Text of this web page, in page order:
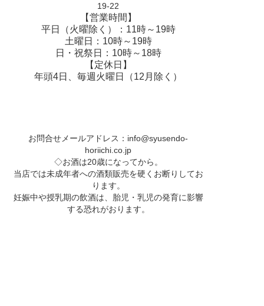
19-22
【営業時間】
平日（火曜除く）：11時～19時
土曜日：10時～19時
日・祝祭日：10時～18時
【定休日】
年頭4日、毎週火曜日（12月除く）
お問合せメールアドレス： info@syusendo-
horiichi.co.jp
◇お酒は20歳になってから。
当店では未成年者への酒類販売を硬くお断りしてお
ります。
妊娠中や授乳期の飲酒は、胎児・乳児の発育に影響
する恐れがおります。